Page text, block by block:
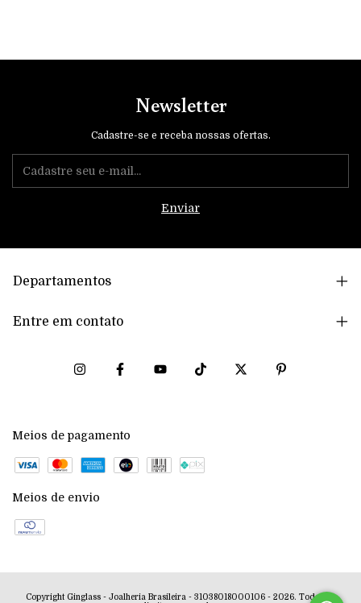
Newsletter
Cadastre-se e receba nossas ofertas.
Departamentos
Entre em contato
Meios de pagamento
Meios de envio
Copyright Ginglass - Joalheria Brasileira - 31038018000106 - 2026. Todos os